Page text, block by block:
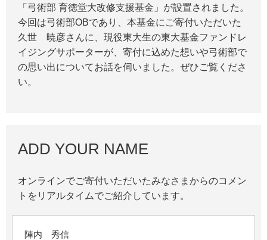
「弓術部 育徳堂大改修支援基金」が設置されました。
今回は弓術部OBであり、本基金にご寄付いただいた
久世 暁彦さんに、現役東大生の東大基金ファンドレ
イジングサポーターが、寄付に込めた想いや弓術部で
の思い出についてお話を伺いました。ぜひご覧くださ
い。
ADD YOUR NAME
オンラインでご寄付いただいたみなさまからのコメン
トをリアルタイムでご紹介しています。
陣内 秀信